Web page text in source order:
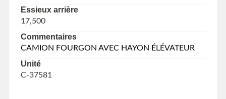
Essieux arrière
17,500
Commentaires
CAMION FOURGON AVEC HAYON ÉLÉVATEUR
Unité
C-37581